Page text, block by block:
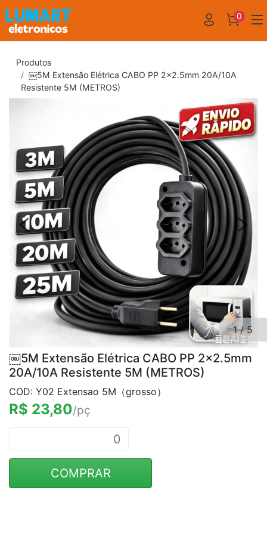
0
Produtos
￼5M Extensão Elétrica CABO PP 2x2.5mm 20A/10A
Resistente 5M (METROS)
1/5
￼5M Extensão Elétrica CABO PP 2x2.5mm
20A/10A Resistente 5M (METROS)
COD: Y02 Extensao 5M（grosso）
R$ 23,80/pç
COMPRAR